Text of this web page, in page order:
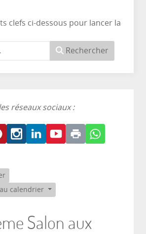
clefs ci-dessous pour lancer la
Rechercher
réseaux sociaux :
calendrier
Salon aux